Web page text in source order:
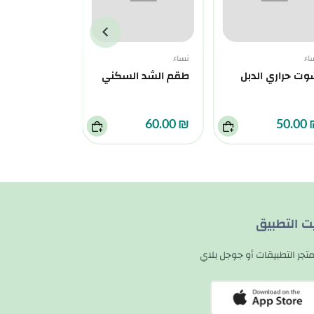
حراري الدبل
₪
نساء
طقم الشد السكني
₪ 60.00
التطبيق
التطبيقات أو جوجل بلاي